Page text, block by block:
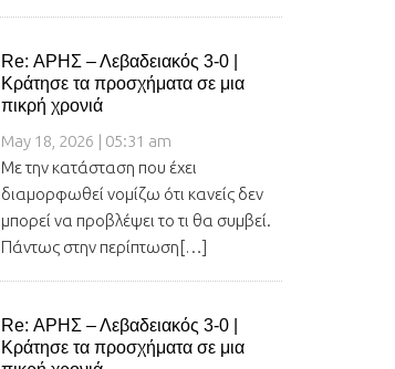
Re: ΑΡΗΣ – Λεβαδειακός 3-0 |
Κράτησε τα προσχήματα σε μια
πικρή χρονιά
May 18, 2026 | 05:31 am
Με την κατάσταση που έχει
διαμορφωθεί νομίζω ότι κανείς δεν
μπορεί να προβλέψει το τι θα συμβεί.
Πάντως στην περίπτωση[…]
Re: ΑΡΗΣ – Λεβαδειακός 3-0 |
Κράτησε τα προσχήματα σε μια